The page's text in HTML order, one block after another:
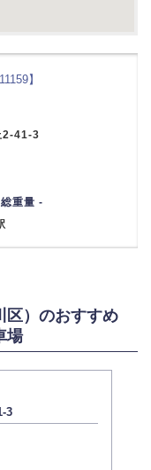
】
2-41-3
重量 -
区）のおすすめ
場
3